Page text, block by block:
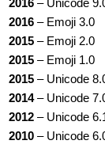
2016 – Unicode
2016 – Emoji 3.0
2015 – Emoji 2.0
2015 – Emoji 1.0
2015 – Unicode
2014– Unicode
2012 – Unicode
2010 – Unicode